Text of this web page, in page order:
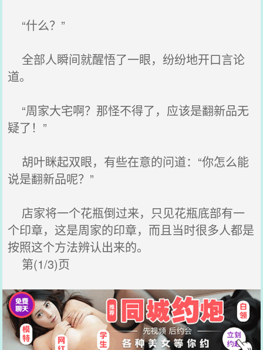
“什么？”
全部人瞬间就醒悟了一眼，纷纷地开口言论
道。
“周家大宅啊？那怪不得了，应该是翻新品无
疑了！”
胡叶眯起双眼，有些在意的问道：“你怎么能
说是翻新品呢？”
店家将一个花瓶倒过来，只见花瓶底部有一
个印章，这是周家的印章，而且当时很多人都是
按照这个方法辨认出来的。
第(1/3)页